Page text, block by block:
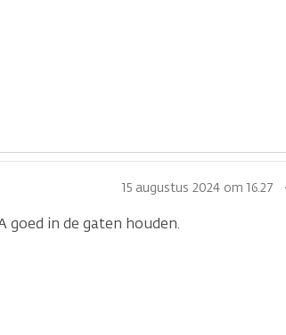
15 augustus 2024 om 16.27
goed in de gaten houden.